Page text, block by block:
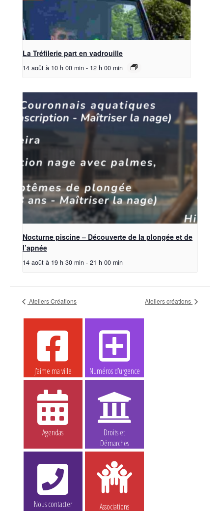
La Tréfilerie part en vadrouille
14 août à 10 h 00 min - 12 h 00 min
Nocturne piscine – Découverte de la plongée et de
l’apnée
14 août à 19 h 30 min - 21 h 00 min
Ateliers Créations Ateliers créations
J’aime ma ville Numéros d’urgence
Agendas
Droits et
Démarches
Nous contacter Associations